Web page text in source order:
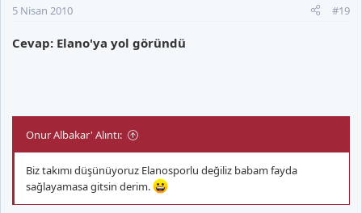
5 Nisan 2010 #19
Cevap: Elano'ya yol göründü
Onur Albakar' Alıntı:
Biz takımı düşünüyoruz Elanosporlu değiliz babam fayda
sağlayamasa gitsin derim.